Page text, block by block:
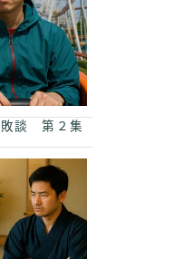
敗談 第２集